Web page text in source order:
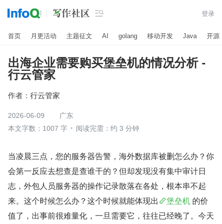
 登录
首页 月更活动 主题征文 AI golang 移动开发 Java 开源
出海企业需要购买堡垒机的情况分析 -
行云管家
作者： 行云管家
2026-06-09
广东
本文字数：1007 字
阅读完需：约 3 分钟
当凌晨三点，您的服务器告警，海外数据库被删怎么办？你
会第一反应去想查是查谁干的？但却发现没有集中审计日
志，外包人员服务器的操作记录散落在各处，根本串不起
来。这个时候怎么办？这个时候就能体现出
堡垒机 的价
值了，出事前很难量化，一旦需要它，往往已经晚了。今天